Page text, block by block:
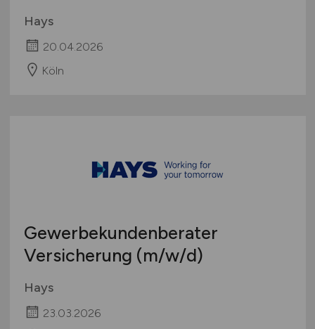
Hays
20.04.2026
Köln
Gewerbekundenberater
Versicherung (m/w/d)
Hays
23.03.2026